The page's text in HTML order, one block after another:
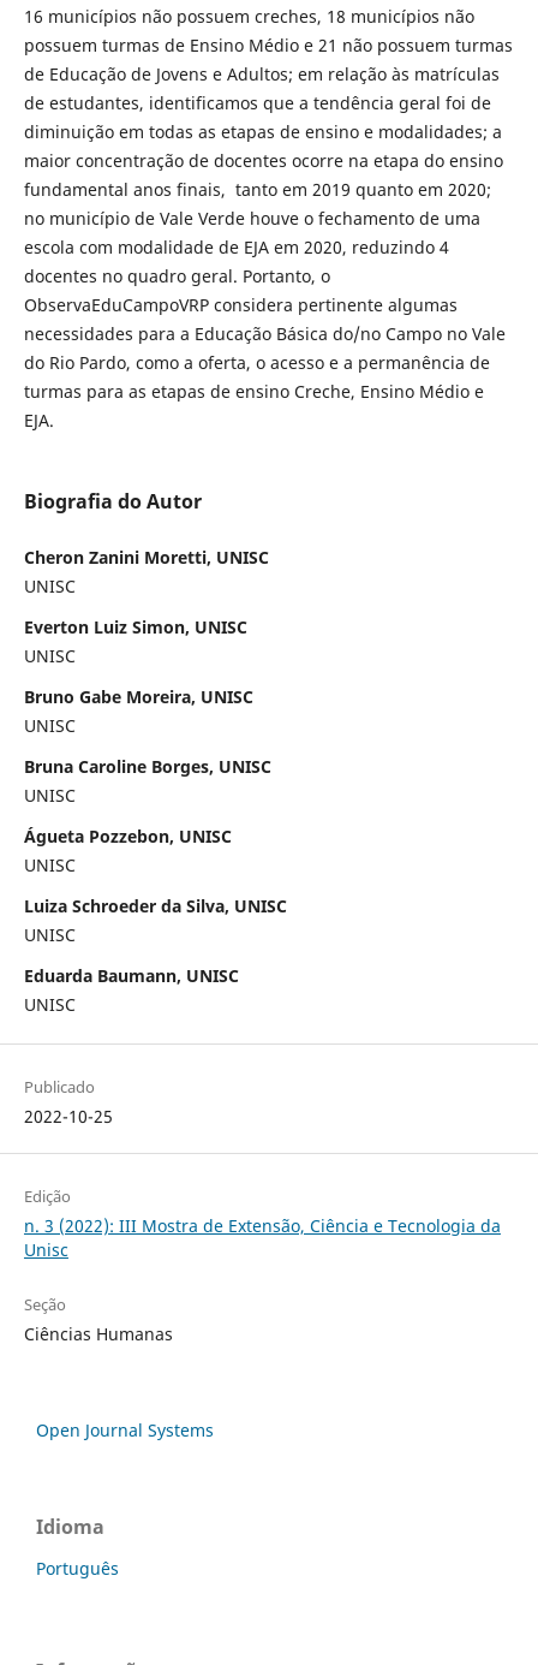
16 municípios não possuem creches, 18 municípios não
possuem turmas de Ensino Médio e 21 não possuem turmas
de Educação de Jovens e Adultos; em relação às matrículas
de estudantes, identificamos que a tendência geral foi de
diminuição em todas as etapas de ensino e modalidades; a
maior concentração de docentes ocorre na etapa do ensino
fundamental anos finais, tanto em 2019 quanto em 2020;
no município de Vale Verde houve o fechamento de uma
escola com modalidade de EJA em 2020, reduzindo 4
docentes no quadro geral. Portanto, o
ObservaEduCampoVRP considera pertinente algumas
necessidades para a Educação Básica do/no Campo no Vale
do Rio Pardo, como a oferta, o acesso e a permanência de
turmas para as etapas de ensino Creche, Ensino Médio e
EJA.
Biografia do Autor
Cheron Zanini Moretti, UNISC
UNISC
Everton Luiz Simon, UNISC
UNISC
Bruno Gabe Moreira, UNISC
UNISC
Bruna Caroline Borges, UNISC
UNISC
Águeta Pozzebon, UNISC
UNISC
Luiza Schroeder da Silva, UNISC
UNISC
Eduarda Baumann, UNISC
UNISC
Publicado
2022-10-25
Edição
n. 3 (2022): III Mostra de Extensão, Ciência e Tecnologia da
Unisc
Seção
Ciências Humanas
Open Journal Systems
Idioma
Português